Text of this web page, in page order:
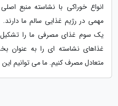
انواع خوراکی با نشاسته منبع
مهمی در رژیم غذایی سالم ما
یک سوم غذای مصرفی ما را تشکیل
غذاهای نشاسته ای را به عنوان
متعادل مصرف کنیم. ما می توانیم این